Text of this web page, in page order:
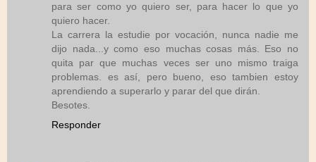
para ser como yo quiero ser, para hacer lo que yo
quiero hacer.
La carrera la estudie por vocación, nunca nadie me
dijo nada...y como eso muchas cosas más. Eso no
quita par que muchas veces ser uno mismo traiga
problemas. es así, pero bueno, eso tambien estoy
aprendiendo a superarlo y parar del que dirán.
Besotes.
Responder